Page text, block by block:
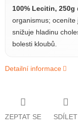
100% Lecitin, 250g
organismus; oceníte
snižuje hladinu
bolesti kloubů.
Detailní informace
ZEPTAT SE SDÍLET